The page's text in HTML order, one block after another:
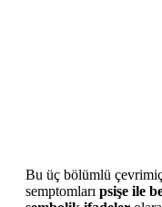
Bu üç bölümlü
semptomları psişe ile